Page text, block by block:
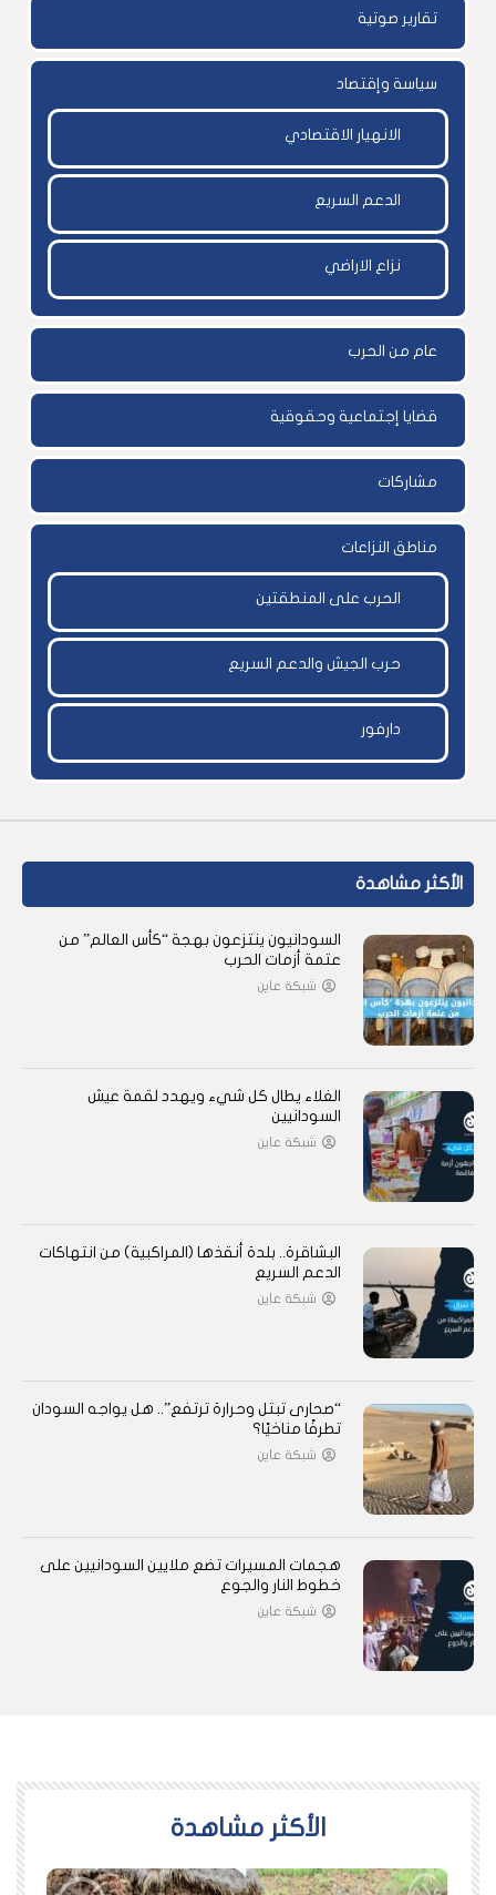
تقارير صوتية
سياسة وإقتصاد
الانهيار الاقتصادي
الدعم السريع
نزاع الاراضي
عام من الحرب
قضايا إجتماعية وحقوقية
مشاركات
مناطق النزاعات
الحرب على المنطقتين
حرب الجيش والدعم السريع
دارفور
الأكثر مشاهدة
السودانيون ينتزعون بهجة “كأس العالم” من
عتمة أزمات الحرب
شبكة عاين
الغلاء يطال كل شيء ويهدد لقمة عيش
السودانيين
شبكة عاين
البشاقرة.. بلدة أنقذها (المراكبية) من انتهاكات
الدعم السريع
شبكة عاين
“صحارى تبتل وحرارة ترتفع”.. هل يواجه السودان
تطرفًا مناخيًا؟
شبكة عاين
هجمات المسيرات تضع ملايين السودانيين على
خطوط النار والجوع
شبكة عاين
اﻷكثر مشاهدة